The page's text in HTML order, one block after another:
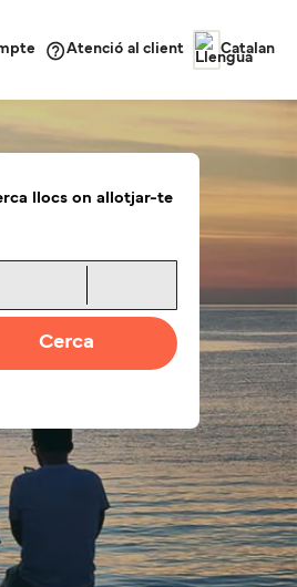
Atenció al client Catalan
llocs on allotjar-te
Cerca